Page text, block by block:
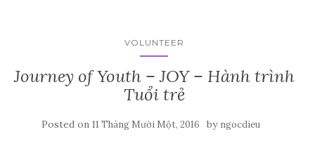
VOLUNTEER
Journey of Youth – JOY – Hành trình
Tuổi trẻ
Posted on 11 Tháng Mười Một, 2016 by ngocdieu